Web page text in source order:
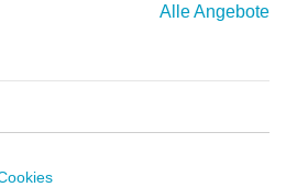
Alle Angebote